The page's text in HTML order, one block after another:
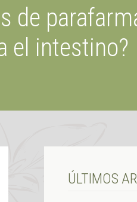
de
el intestino?
ÚLTIMOS